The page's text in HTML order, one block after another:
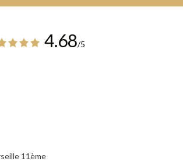
4.68/5
11ème